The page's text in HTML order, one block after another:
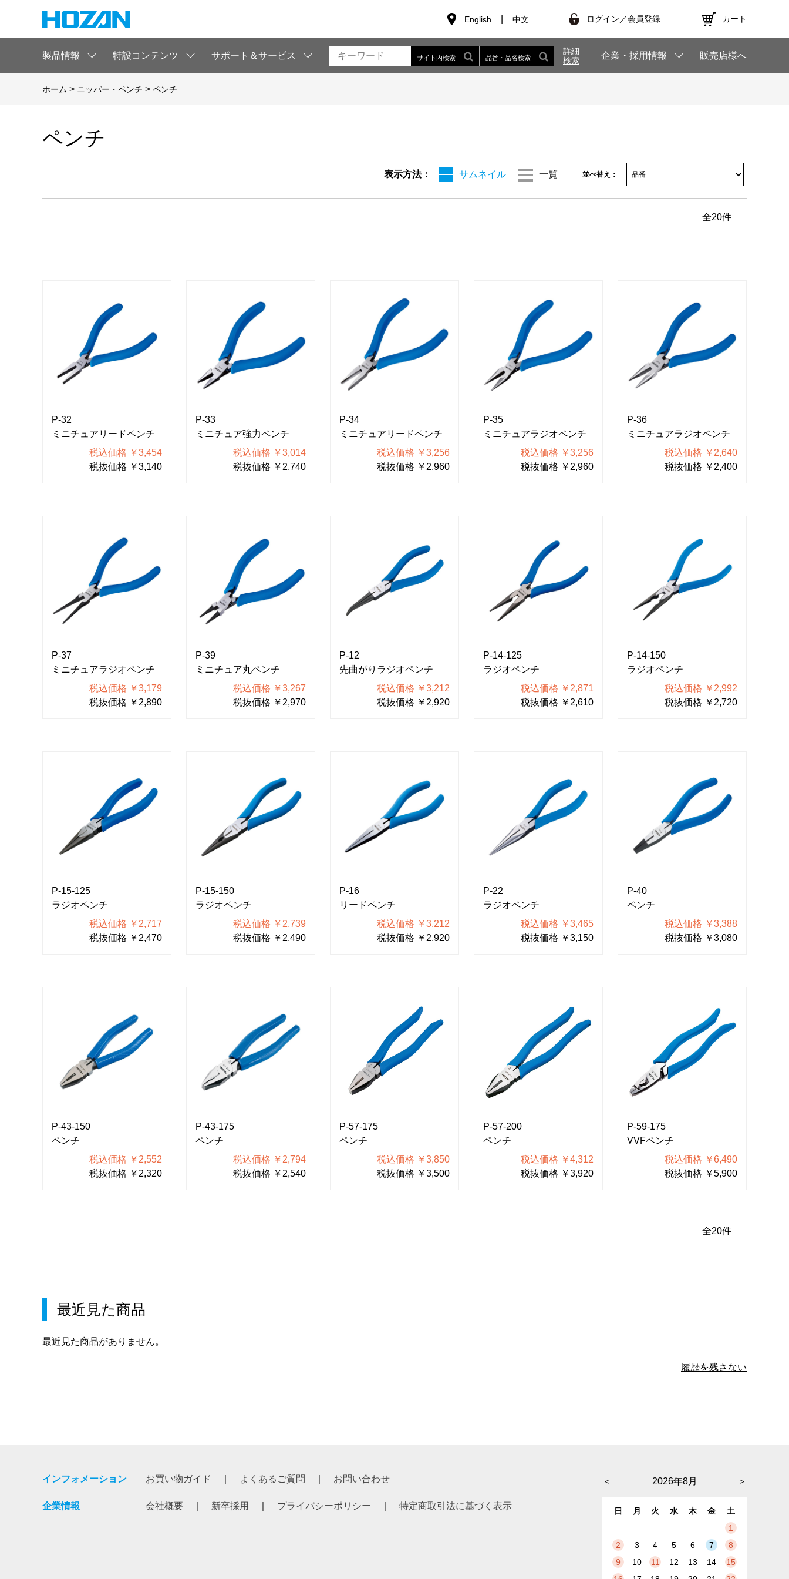
English 中文 ログイン／会員登録 カート
製品情報 特設コンテンツ サポート＆サービス サイト内検索 品番・品名検索
詳細
検索
企業・採用情報 販売店様へ
ホーム > ニッパー・ペンチ > ペンチ
ペンチ
表示方法： サムネイル 一覧 並べ替え：
全20件
P-32
ミニチュアリードペンチ
税込価格 ￥3,454
税抜価格 ￥3,140
P-33
ミニチュア強力ペンチ
税込価格 ￥3,014
税抜価格 ￥2,740
P-34
ミニチュアリードペンチ
税込価格 ￥3,256
税抜価格 ￥2,960
P-35
ミニチュアラジオペンチ
税込価格 ￥3,256
税抜価格 ￥2,960
P-36
ミニチュアラジオペンチ
税込価格 ￥2,640
税抜価格 ￥2,400
P-37
ミニチュアラジオペンチ
税込価格 ￥3,179
税抜価格 ￥2,890
P-39
ミニチュア丸ペンチ
税込価格 ￥3,267
税抜価格 ￥2,970
P-12
先曲がりラジオペンチ
税込価格 ￥3,212
税抜価格 ￥2,920
P-14-125
ラジオペンチ
税込価格 ￥2,871
税抜価格 ￥2,610
P-14-150
ラジオペンチ
税込価格 ￥2,992
税抜価格 ￥2,720
P-15-125
ラジオペンチ
税込価格 ￥2,717
税抜価格 ￥2,470
P-15-150
ラジオペンチ
税込価格 ￥2,739
税抜価格 ￥2,490
P-16
リードペンチ
税込価格 ￥3,212
税抜価格 ￥2,920
P-22
ラジオペンチ
税込価格 ￥3,465
税抜価格 ￥3,150
P-40
ペンチ
税込価格 ￥3,388
税抜価格 ￥3,080
P-43-150
ペンチ
税込価格 ￥2,552
税抜価格 ￥2,320
P-43-175
ペンチ
税込価格 ￥2,794
税抜価格 ￥2,540
P-57-175
ペンチ
税込価格 ￥3,850
税抜価格 ￥3,500
P-57-200
ペンチ
税込価格 ￥4,312
税抜価格 ￥3,920
P-59-175
VVFペンチ
税込価格 ￥6,490
税抜価格 ￥5,900
全20件
最近見た商品
最近見た商品がありません。
履歴を残さない
インフォメーション お買い物ガイド よくあるご質問 お問い合わせ
企業情報 会社概要 新卒採用 プライバシーポリシー 特定商取引法に基づく表示
＜ ＞
2026年8月
日 月 火 水 木 金
土
1
2
3 4 5 6 7
8
9
10 11 12 13 14
15